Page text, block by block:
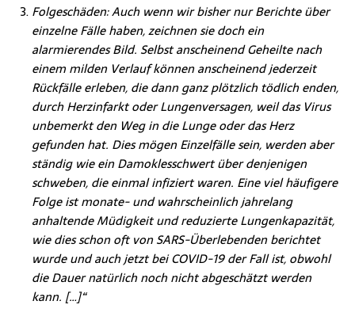
Folgeschäden: Auch wenn wir bisher nur Berichte über
einzelne Fälle haben, zeichnen sie doch ein
alarmierendes Bild. Selbst anscheinend Geheilte nach
einem milden Verlauf können anscheinend jederzeit
Rückfälle erleben, die dann ganz plötzlich tödlich enden,
durch Herzinfarkt oder Lungenversagen, weil das Virus
unbemerkt den Weg in die Lunge oder das Herz
gefunden hat. Dies mögen Einzelfälle sein, werden aber
ständig wie ein Damoklesschwert über denjenigen
schweben, die einmal infiziert waren. Eine viel häufigere
Folge ist monate- und wahrscheinlich jahrelang
anhaltende Müdigkeit und reduzierte Lungenkapazität,
wie dies schon oft von SARS-Überlebenden berichtet
wurde und auch jetzt bei COVID-19 der Fall ist, obwohl
die Dauer natürlich noch nicht abgeschätzt werden
kann. […]“